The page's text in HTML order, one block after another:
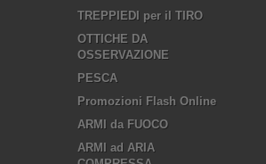
TREPPIEDI per il TIRO
OTTICHE DA
OSSERVAZIONE
PESCA
Promozioni Flash Online
ARMI da FUOCO
ARMI ad ARIA